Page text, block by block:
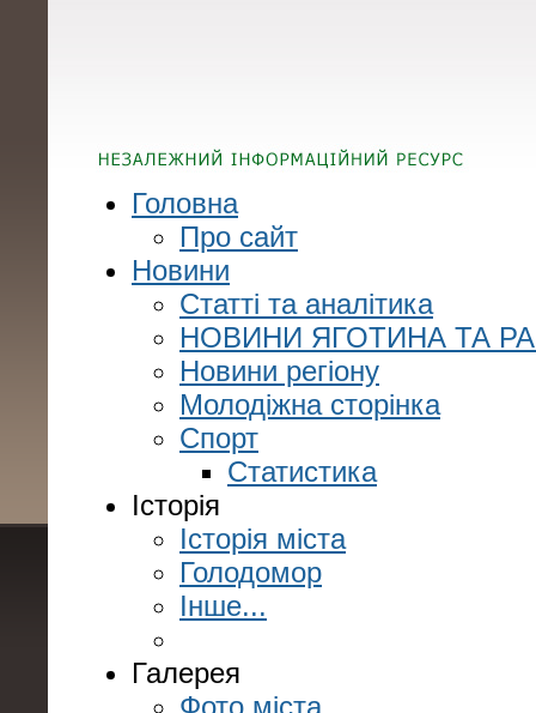
Головна
Про сайт
Новини
Статті та аналітика
НОВИНИ ЯГОТИНА ТА
Новини регіону
Молодіжна сторінка
Спорт
Статистика
Історія
Історія міста
Голодомор
Інше...
Галерея
Фото міста